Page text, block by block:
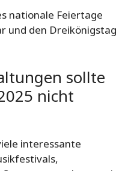
nationale Feiertage
und den Dreikönigstag
sollte
nicht
interessante